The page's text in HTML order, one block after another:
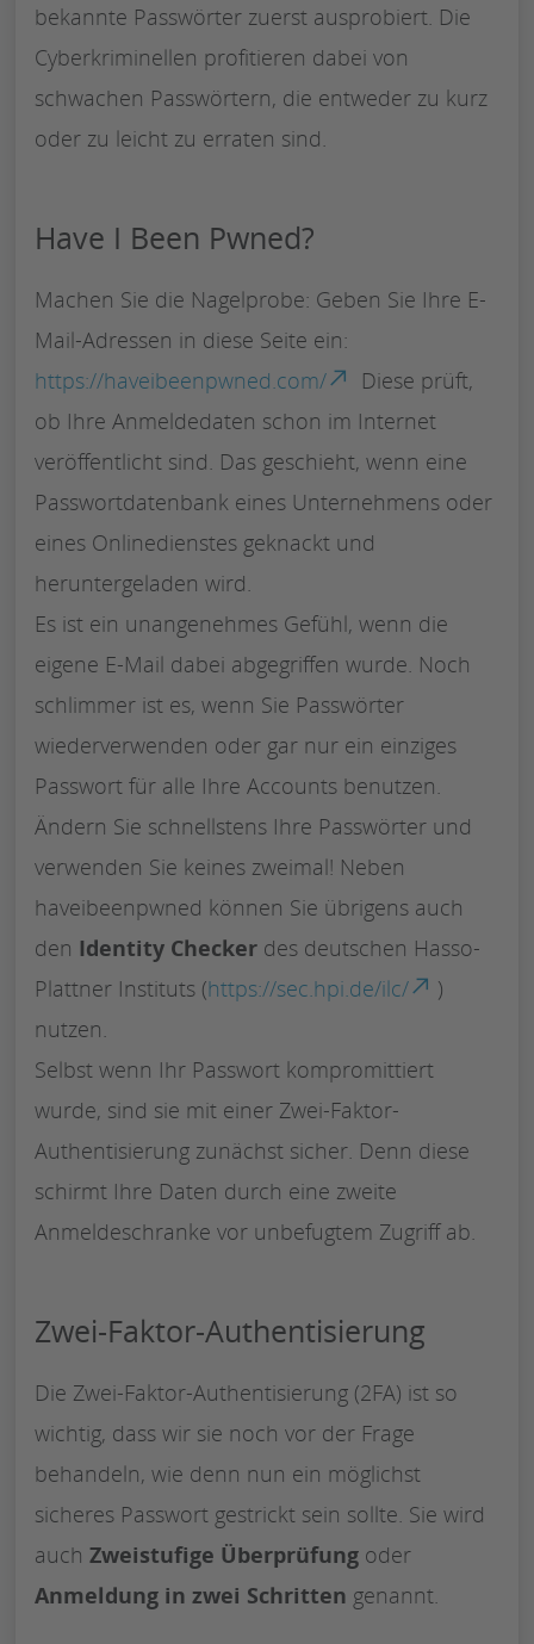
bekannte Passwörter zuerst ausprobiert. Die
Cyberkriminellen profitieren dabei von
schwachen Passwörtern, die entweder zu kurz
oder zu leicht zu erraten sind.
Have I Been Pwned?
Machen Sie die Nagelprobe: Geben Sie Ihre E-
Mail-Adressen in diese Seite ein:
https://haveibeenpwned.com/
Diese prüft,
ob Ihre Anmeldedaten schon im Internet
veröffentlicht sind. Das geschieht, wenn eine
Passwortdatenbank eines Unternehmens oder
eines Onlinedienstes geknackt und
heruntergeladen wird.
Es ist ein unangenehmes Gefühl, wenn die
eigene E-Mail dabei abgegriffen wurde. Noch
schlimmer ist es, wenn Sie Passwörter
wiederverwenden oder gar nur ein einziges
Passwort für alle Ihre Accounts benutzen.
Ändern Sie schnellstens Ihre Passwörter und
verwenden Sie keines zweimal! Neben
haveibeenpwned können Sie übrigens auch
den Identity Checker des deutschen Hasso-
Plattner Instituts (https://sec.hpi.de/ilc/
)
nutzen.
Selbst wenn Ihr Passwort kompromittiert
wurde, sind sie mit einer Zwei-Faktor-
Authentisierung zunächst sicher. Denn diese
schirmt Ihre Daten durch eine zweite
Anmeldeschranke vor unbefugtem Zugriff ab.
Zwei-Faktor-Authentisierung
Die Zwei-Faktor-Authentisierung (2FA) ist so
wichtig, dass wir sie noch vor der Frage
behandeln, wie denn nun ein möglichst
sicheres Passwort gestrickt sein sollte. Sie wird
auch Zweistufige Überprüfung oder
Anmeldung in zwei Schritten genannt.